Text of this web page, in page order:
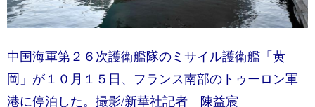
中国海軍第２６次護衛艦隊のミサイル護衛艦「黄
岡」が１０月１５日、フランス南部のトゥーロン軍
港に停泊した。撮影/新華社記者 陳益宸